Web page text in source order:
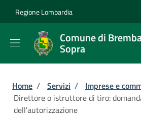
Regione Lombardia
Comune di
Sopra
Briciole di pane
Home / Servizi / Imprese e
Direttore o istruttore di tiro:
dell'autorizzazione